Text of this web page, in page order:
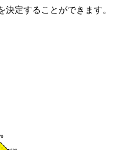
定することができます。